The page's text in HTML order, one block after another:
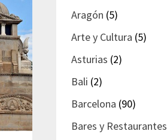
Aragón (5)
Arte y Cultura (5)
Asturias (2)
Bali (2)
Barcelona (90)
Bares y Restaurantes